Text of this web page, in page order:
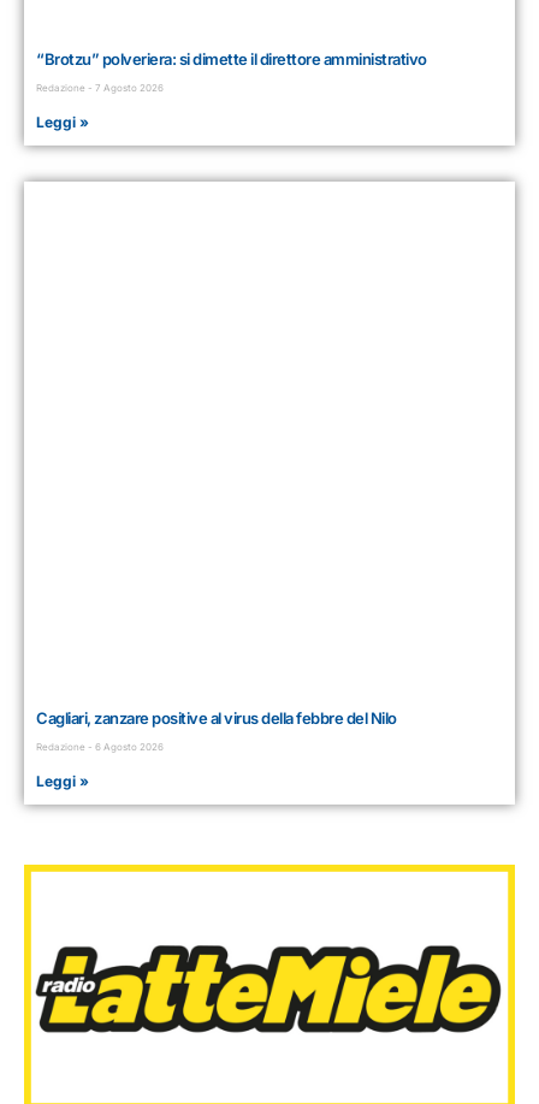
“Brotzu” polveriera: si dimette il direttore amministrativo
Redazione 7 Agosto 2026
Leggi »
Cagliari, zanzare positive al virus della febbre del Nilo
Redazione 6 Agosto 2026
Leggi »